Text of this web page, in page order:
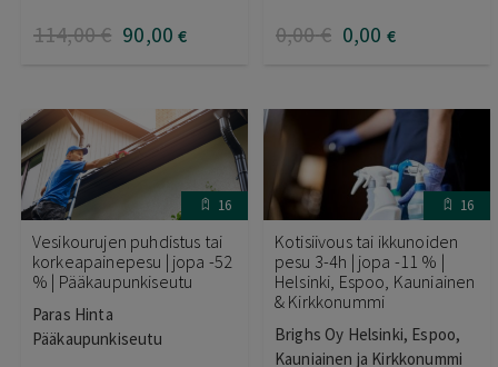
114,00€ 90,00 € 0,00€ 0,00 €
16
Vesikourujen puhdistus tai
korkeapainepesu | jopa -52
% | Pääkaupunkiseutu
Paras Hinta
Pääkaupunkiseutu
16
Kotisiivous tai ikkunoiden
pesu 3-4h | jopa -11 % |
Helsinki, Espoo, Kauniainen
& Kirkkonummi
Brighs Oy Helsinki, Espoo,
Kauniainen ja Kirkkonummi